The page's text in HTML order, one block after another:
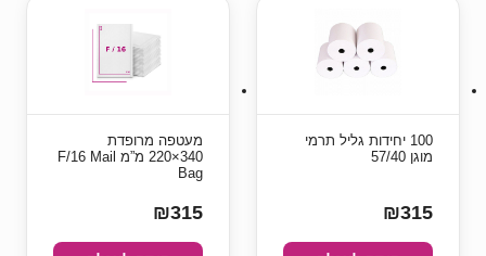
100 יחידות גליל תרמי
מוגן 57/40
₪315
מעטפה מרופדת
340×220 מ”מ F/16 Mail
Bag
₪315